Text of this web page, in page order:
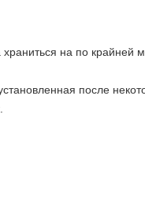
на по крайней
после